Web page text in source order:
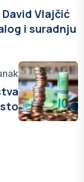
Vlajčić
i suradnju